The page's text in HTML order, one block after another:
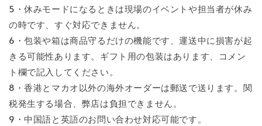
5・休みモードになるときは現場のイベントや担当者が休み
の時です、すぐ対応できません。
6・包装や箱は商品守るだけの機能です、運送中に損害が起
きる可能性あります。ギフト用の包装はあります、コメン
ト欄で記入してください。
8・香港とマカオ以外の海外オーダーは郵送で送ります。関
税発生する場合、弊店は負担できません。
9・中国語と英語のお問い合わせ対応可能です。